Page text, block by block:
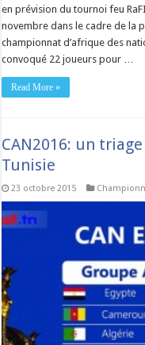
en prévision du tournoi feu
novembre dans le cadre de la
championnat d’afrique des
convoqué 22 joueurs pour …
Read More »
CAN2016: un
Tunisie
23 octobre 2015